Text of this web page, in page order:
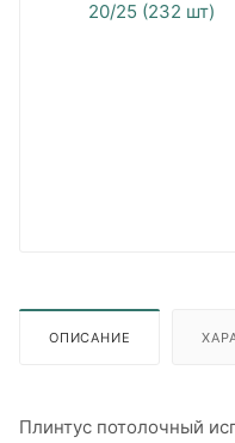
ОПИСАНИЕ
Плинтус потолочный